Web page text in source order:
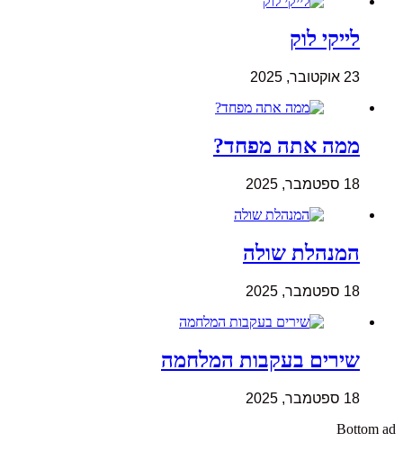
לייקי לוק
23 אוקטובר, 2025
ממה אתה מפחד?
18 ספטמבר, 2025
המנהלת שולה
18 ספטמבר, 2025
שירים בעקבות המלחמה
18 ספטמבר, 2025
Bottom ad